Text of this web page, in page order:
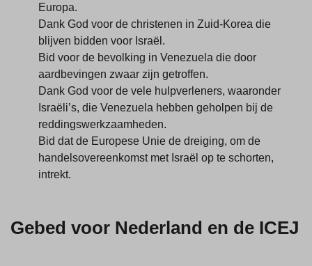
Europa.
Dank God voor de christenen in Zuid-Korea die
blijven bidden voor Israël.
Bid voor de bevolking in Venezuela die door
aardbevingen zwaar zijn getroffen.
Dank God voor de vele hulpverleners, waaronder
Israëli’s, die Venezuela hebben geholpen bij de
reddingswerkzaamheden.
Bid dat de Europese Unie de dreiging, om de
handelsovereenkomst met Israël op te schorten,
intrekt.
Gebed voor Nederland en de ICEJ